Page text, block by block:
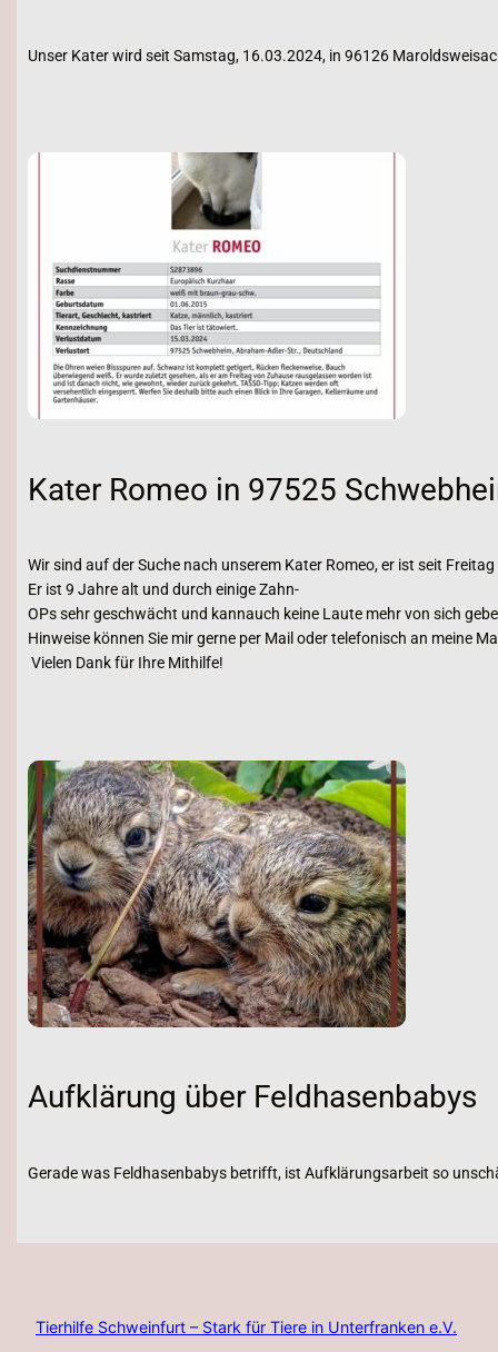
Unser Kater wird seit Samstag, 16.03.2024, in 96126
Kater Romeo in 97525
Wir sind auf der Suche nach unserem Kater Romeo, er ist seit
Er ist 9 Jahre alt und durch einige Zahn-
OPs sehr geschwächt und kannauch keine Laute mehr von sich
Hinweise können Sie mir gerne per Mail oder telefonisch an meine
Vielen Dank für Ihre Mithilfe!
Aufklärung über Feldhasenbabys
Gerade was Feldhasenbabys betrifft, ist Aufklärungsarbeit so
Tierhilfe Schweinfurt – Stark für Tiere in Unterfranken e.V.